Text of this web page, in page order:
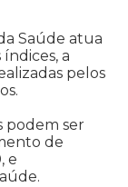
Saúde atua
a
pelos
podem ser
de
e